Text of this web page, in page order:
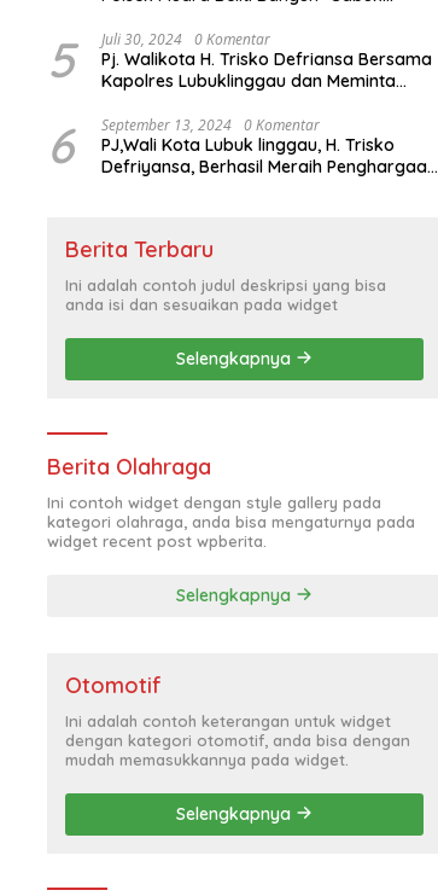
5 Juli 30, 2024 0 Komentar
Pj. Walikota H. Trisko Defriansa Bersama
Kapolres Lubuklinggau dan Meminta
Hajatan Politik
6 September 13, 2024 0 Komentar
PJ,Wali Kota Lubuk linggau, H. Trisko
Defriyansa, Berhasil Meraih Penghargaan
Berita Terbaru
Ini adalah contoh judul deskripsi yang bisa
anda isi dan sesuaikan pada widget
Selengkapnya
Berita Olahraga
Ini contoh widget dengan style gallery pada
kategori olahraga, anda bisa mengaturnya pada
widget recent post wpberita.
Selengkapnya
Otomotif
Ini adalah contoh keterangan untuk widget
dengan kategori otomotif, anda bisa dengan
mudah memasukkannya pada widget.
Selengkapnya